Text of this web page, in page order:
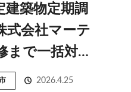
建築物定期調
式会社マーテ
まで一括対…
2026.4.25